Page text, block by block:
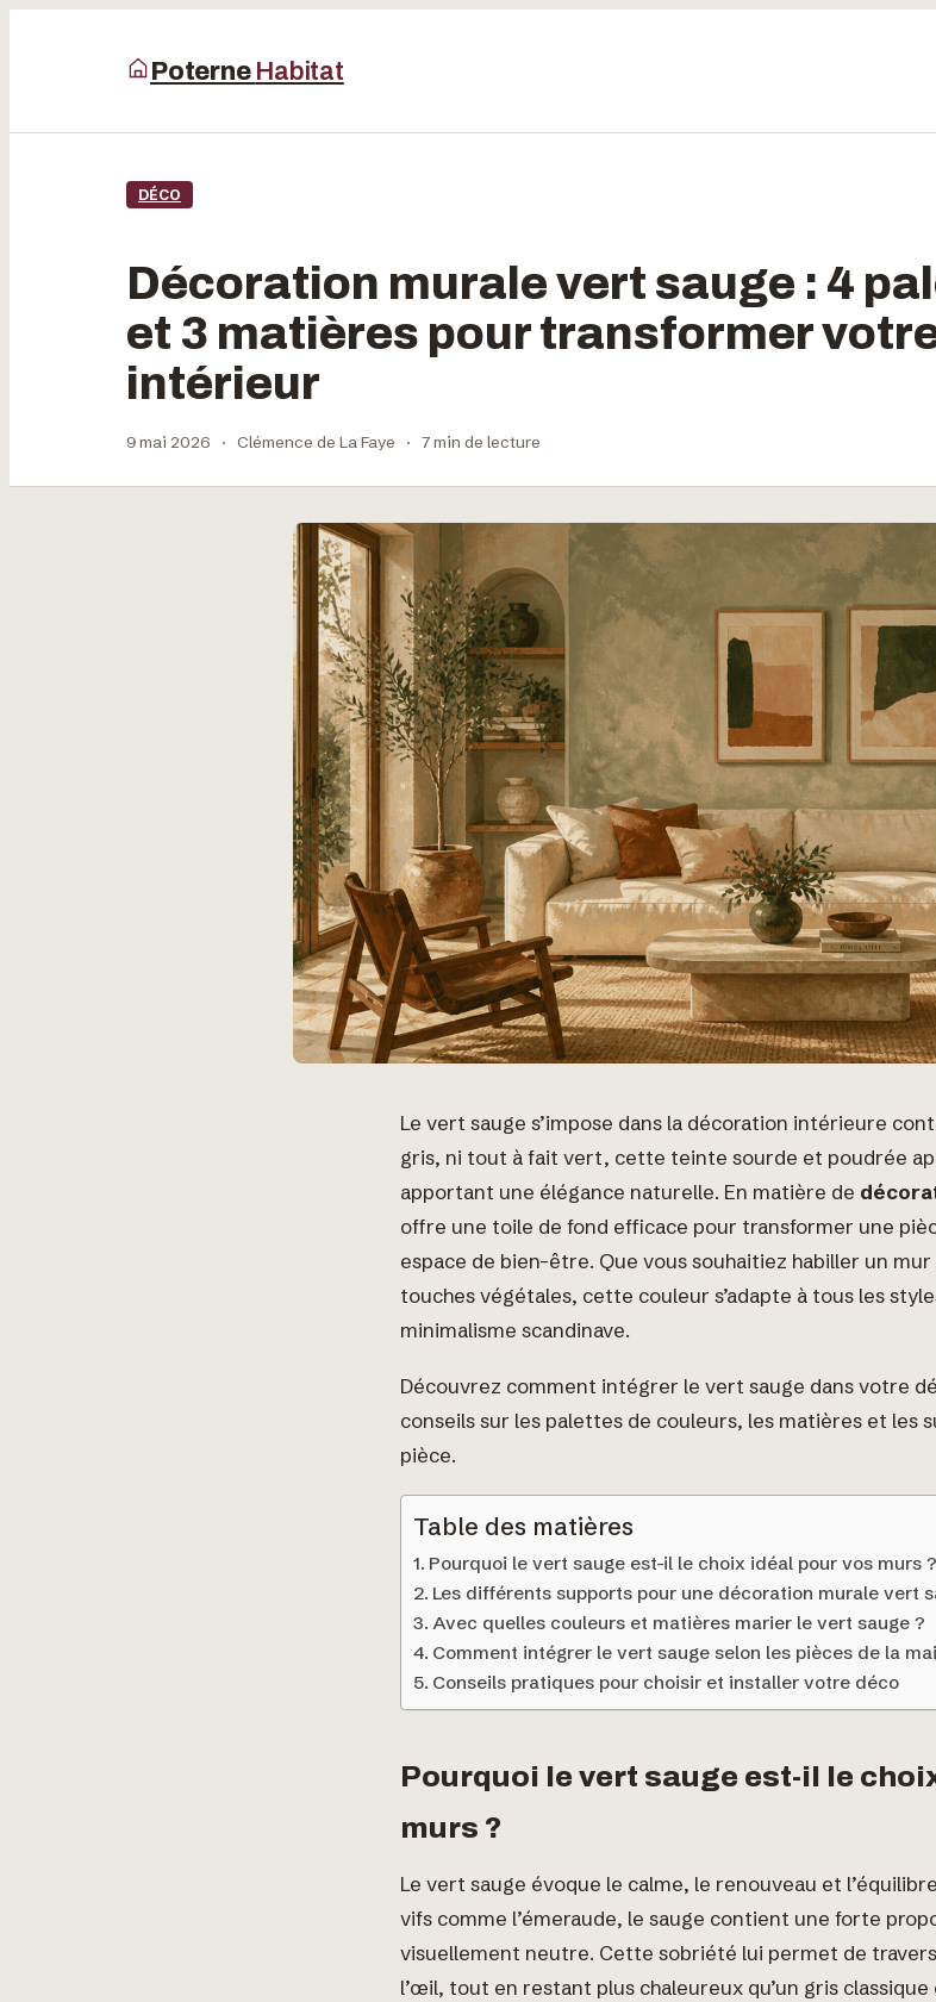
Poterne Habitat
DÉCO
Décoration murale vert sauge : 4
et 3 matières pour transformer
intérieur
9 mai 2026 · Clémence de La Faye · 7 min de lecture
Le vert sauge s’impose dans la décoration intérieure
gris, ni tout à fait vert, cette teinte sourde et poudrée
apportant une élégance naturelle. En matière de
offre une toile de fond efficace pour transformer une
espace de bien-être. Que vous souhaitiez habiller un
touches végétales, cette couleur s’adapte à tous les
minimalisme scandinave.
Découvrez comment intégrer le vert sauge dans votre
conseils sur les palettes de couleurs, les matières et les
pièce.
Table des matières
Pourquoi le vert sauge est-il le choix idéal pour vos murs ?
Les différents supports pour une décoration murale vert
Avec quelles couleurs et matières marier le vert sauge ?
Comment intégrer le vert sauge selon les pièces de la
Conseils pratiques pour choisir et installer votre déco
Pourquoi le vert sauge est-il le
murs ?
Le vert sauge évoque le calme, le renouveau et
vifs comme l’émeraude, le sauge contient une forte
visuellement neutre. Cette sobriété lui permet de
l’œil, tout en restant plus chaleureux qu’un gris classique